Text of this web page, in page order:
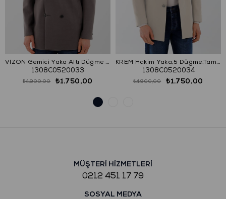
VİZON Gemici Yaka Altı Düğme Kaban
1308C0520033
₺1.750,00
₺4.900,00
KREM Hakim Yaka,5 Düğme,Tam Astar,Yan Cep,Tek Yırtmaç,Vatkasız
1308C0520034
₺1.750,00
₺4.900,00
MÜŞTERİ HİZMETLERİ
0212 451 17 79
SOSYAL MEDYA